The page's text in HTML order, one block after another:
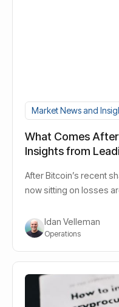
Market News and
What Comes After
Insights from
After Bitcoin’s recent
now sitting on losses
wanted to highlight a
whose views - in my
truly stands.
Idan Velleman
Operations